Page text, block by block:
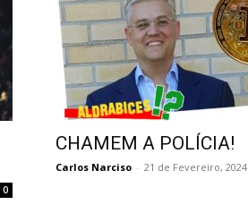
0
CHAMEM A POLÍCIA!
Carlos Narciso - 21 de Fevereiro, 2024